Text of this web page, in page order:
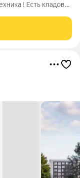
! Есть кладовка
современная